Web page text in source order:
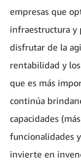
empresas que
infraestructura y
disfrutar de la
rentabilidad y
que es más
continúa
capacidades
funcionalidades
invierte en